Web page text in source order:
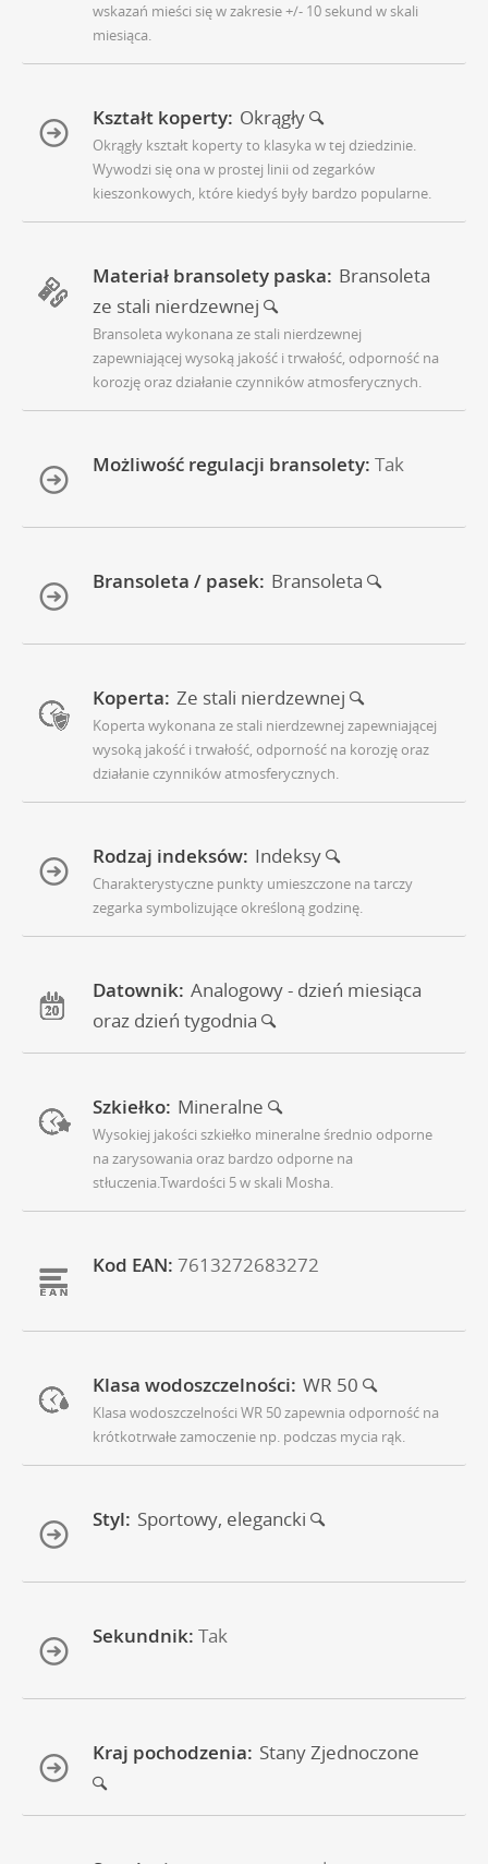
wskazań mieści się w zakresie +/- 10 sekund w skali
miesiąca.
Kształt koperty: Okrągły
Okrągły kształt koperty to klasyka w tej dziedzinie.
Wywodzi się ona w prostej linii od zegarków
kieszonkowych, które kiedyś były bardzo popularne.
Materiał bransolety paska: Bransoleta
ze stali nierdzewnej
Bransoleta wykonana ze stali nierdzewnej
zapewniającej wysoką jakość i trwałość, odporność na
korozję oraz działanie czynników atmosferycznych.
Możliwość regulacji bransolety: Tak
Bransoleta / pasek: Bransoleta
Koperta: Ze stali nierdzewnej
Koperta wykonana ze stali nierdzewnej zapewniającej
wysoką jakość i trwałość, odporność na korozję oraz
działanie czynników atmosferycznych.
Rodzaj indeksów: Indeksy
Charakterystyczne punkty umieszczone na tarczy
zegarka symbolizujące określoną godzinę.
Datownik: Analogowy - dzień miesiąca
oraz dzień tygodnia
Szkiełko: Mineralne
Wysokiej jakości szkiełko mineralne średnio odporne
na zarysowania oraz bardzo odporne na
stłuczenia.Twardości 5 w skali Mosha.
Kod EAN: 7613272683272
Klasa wodoszczelności: WR 50
Klasa wodoszczelności WR 50 zapewnia odporność na
krótkotrwałe zamoczenie np. podczas mycia rąk.
Styl: Sportowy, elegancki
Sekundnik: Tak
Kraj pochodzenia: Stany Zjednoczone